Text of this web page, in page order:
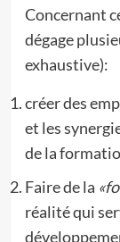
Concernant
dégage
exhaustive):
créer des
et les
de la
Faire de la
réalité qui